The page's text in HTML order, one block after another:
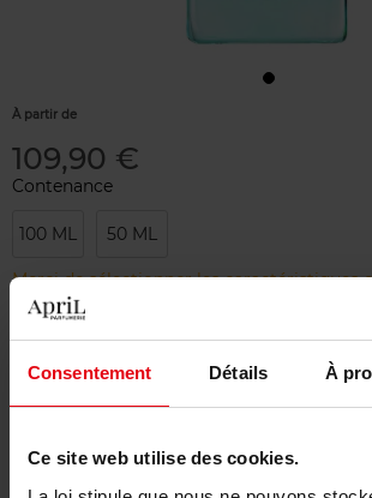
Consentement Détails À
Ce site web utilise des cookies.
À partir de
109,90 €
Contenance
100 ML 50 ML
Merci de sélectionner les caractéristiques
Retour gratuit dans votre magasin